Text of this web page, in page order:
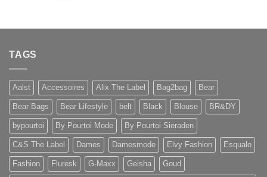
TAGS
Aalst Accessoires Alix The Label Bag2bag Bear
Bear Bags Bear Lifestyle belt Black Blouse BR&DY
bypourtoi By Pourtoi Mode By Pourtoi Sieraden
C&S The Label Dames Damesmode Elvy Fashion Esqualo
Fashion Fluresk G-Maxx Geisha Goud